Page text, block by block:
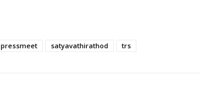
pressmeet satyavathirathod trs